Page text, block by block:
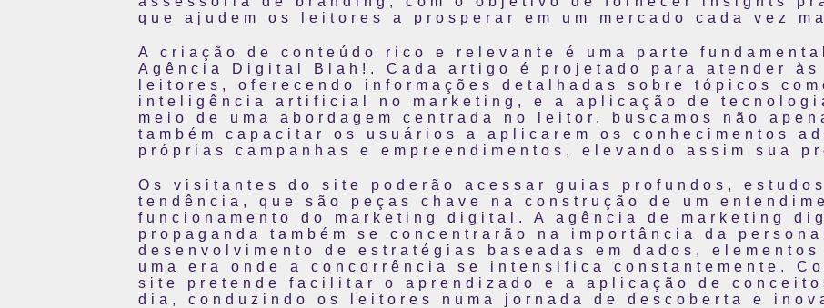
que ajudem os leitores a prosperar em um mercado cada vez
A criação de conteúdo rico e relevante é uma parte
Agência Digital Blah!. Cada artigo é projetado para atender às
leitores, oferecendo informações detalhadas sobre tópicos
inteligência artificial no marketing, e a aplicação de
meio de uma abordagem centrada no leitor, buscamos não
também capacitar os usuários a aplicarem os conhecimentos
próprias campanhas e empreendimentos, elevando assim sua
Os visitantes do site poderão acessar guias profundos,
tendência, que são peças chave na construção de um
funcionamento do marketing digital. A agência de marketing
propaganda também se concentrarão na importância da
desenvolvimento de estratégias baseadas em dados,
uma era onde a concorrência se intensifica constantemente.
site pretende facilitar o aprendizado e a aplicação de
dia, conduzindo os leitores numa jornada de descoberta e